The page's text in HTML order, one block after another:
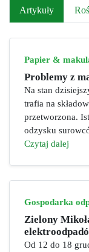
Artykuły
Papier &
Problemy z
Na stan
trafia na
przetworzona.
odzysku
Czytaj dalej
Gospodarka
Zielony
Od 12 do 18